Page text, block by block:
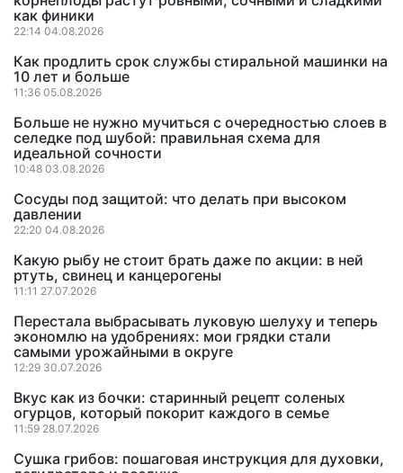
как финики
22:14 04.08.2026
Как продлить срок службы стиральной машинки на
10 лет и больше
11:36 05.08.2026
Больше не нужно мучиться с очередностью слоев в
селедке под шубой: правильная схема для
идеальной сочности
10:48 03.08.2026
Сосуды под защитой: что делать при высоком
давлении
22:20 04.08.2026
Какую рыбу не стоит брать даже по акции: в ней
ртуть, свинец и канцерогены
11:11 27.07.2026
Перестала выбрасывать луковую шелуху и теперь
экономлю на удобрениях: мои грядки стали
самыми урожайными в округе
12:29 30.07.2026
Вкус как из бочки: старинный рецепт соленых
огурцов, который покорит каждого в семье
11:59 28.07.2026
Сушка грибов: пошаговая инструкция для духовки,